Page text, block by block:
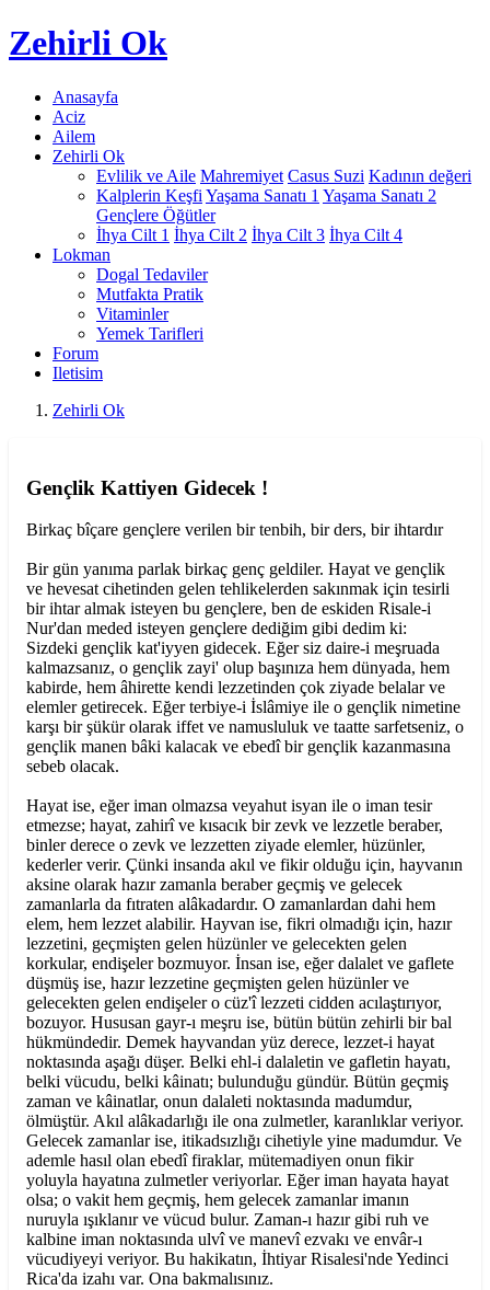
Zehirli Ok
Anasayfa
Aciz
Ailem
Zehirli Ok
Evlilik ve Aile Mahremiyet Casus Suzi Kadının değeri
Kalplerin Keşfi Yaşama Sanatı 1 Yaşama Sanatı 2
Gençlere Öğütler
İhya Cilt 1 İhya Cilt 2 İhya Cilt 3 İhya Cilt 4
Lokman
Dogal Tedaviler
Mutfakta Pratik
Vitaminler
Yemek Tarifleri
Forum
Iletisim
Zehirli Ok
Gençlik Kattiyen Gidecek !
Birkaç bîçare gençlere verilen bir tenbih, bir ders, bir ihtardır
Bir gün yanıma parlak birkaç genç geldiler. Hayat ve gençlik
ve hevesat cihetinden gelen tehlikelerden sakınmak için tesirli
bir ihtar almak isteyen bu gençlere, ben de eskiden Risale-i
Nur'dan meded isteyen gençlere dediğim gibi dedim ki:
Sizdeki gençlik kat'iyyen gidecek. Eğer siz daire-i meşruada
kalmazsanız, o gençlik zayi' olup başınıza hem dünyada, hem
kabirde, hem âhirette kendi lezzetinden çok ziyade belalar ve
elemler getirecek. Eğer terbiye-i İslâmiye ile o gençlik nimetine
karşı bir şükür olarak iffet ve namusluluk ve taatte sarfetseniz, o
gençlik manen bâki kalacak ve ebedî bir gençlik kazanmasına
sebeb olacak.
Hayat ise, eğer iman olmazsa veyahut isyan ile o iman tesir
etmezse; hayat, zahirî ve kısacık bir zevk ve lezzetle beraber,
binler derece o zevk ve lezzetten ziyade elemler, hüzünler,
kederler verir. Çünki insanda akıl ve fikir olduğu için, hayvanın
aksine olarak hazır zamanla beraber geçmiş ve gelecek
zamanlarla da fıtraten alâkadardır. O zamanlardan dahi hem
elem, hem lezzet alabilir. Hayvan ise, fikri olmadığı için, hazır
lezzetini, geçmişten gelen hüzünler ve gelecekten gelen
korkular, endişeler bozmuyor. İnsan ise, eğer dalalet ve gaflete
düşmüş ise, hazır lezzetine geçmişten gelen hüzünler ve
gelecekten gelen endişeler o cüz'î lezzeti cidden acılaştırıyor,
bozuyor. Hususan gayr-ı meşru ise, bütün bütün zehirli bir bal
hükmündedir. Demek hayvandan yüz derece, lezzet-i hayat
noktasında aşağı düşer. Belki ehl-i dalaletin ve gafletin hayatı,
belki vücudu, belki kâinatı; bulunduğu gündür. Bütün geçmiş
zaman ve kâinatlar, onun dalaleti noktasında madumdur,
ölmüştür. Akıl alâkadarlığı ile ona zulmetler, karanlıklar veriyor.
Gelecek zamanlar ise, itikadsızlığı cihetiyle yine madumdur. Ve
ademle hasıl olan ebedî firaklar, mütemadiyen onun fikir
yoluyla hayatına zulmetler veriyorlar. Eğer iman hayata hayat
olsa; o vakit hem geçmiş, hem gelecek zamanlar imanın
nuruyla ışıklanır ve vücud bulur. Zaman-ı hazır gibi ruh ve
kalbine iman noktasında ulvî ve manevî ezvakı ve envâr-ı
vücudiyeyi veriyor. Bu hakikatın, İhtiyar Risalesi'nde Yedinci
Rica'da izahı var. Ona bakmalısınız.